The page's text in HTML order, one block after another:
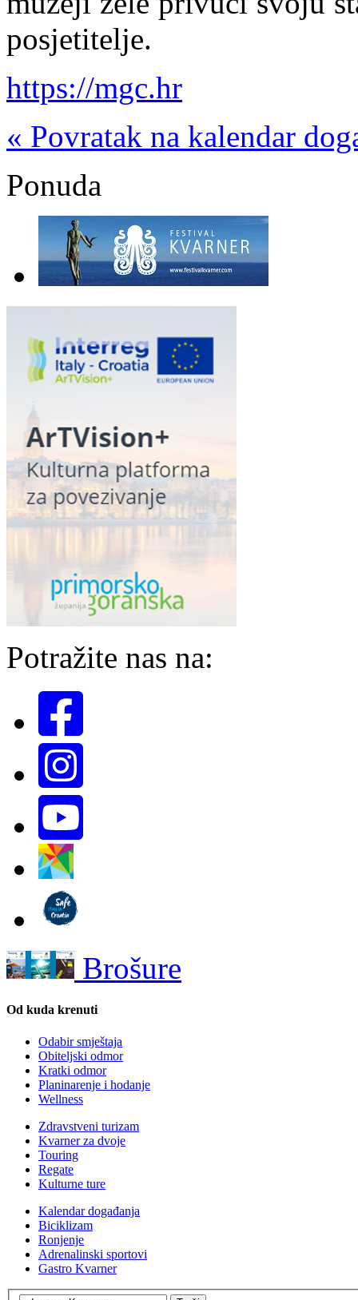
posjetitelje.
https://mgc.hr
« Povratak na kalendar
Ponuda
Potražite nas na:
Brošure
Od kuda krenuti
Odabir smještaja
Obiteljski odmor
Kratki odmor
Planinarenje i hodanje
Wellness
Zdravstveni turizam
Kvarner za dvoje
Touring
Regate
Kulturne ture
Kalendar događanja
Biciklizam
Ronjenje
Adrenalinski sportovi
Gastro Kvarner